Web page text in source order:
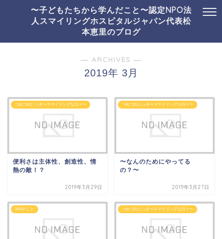
〜子どもたちから学んだこと〜認定NPO法
人スマイリングホスピタルジャパン代表松
本恵里のブログ
― ARCHIVES ―
2019年 3月
つれづれにっき〜スマイリングな日々〜
便利さは主体性、創造性、情
熱の敵！？
2019年3月29日
つれづれにっき〜スマイリングな日々〜
〜なんのためにやってる
の？〜
2019年3月27日
SHJのこと つれづれにっき〜スマイリングな日々〜